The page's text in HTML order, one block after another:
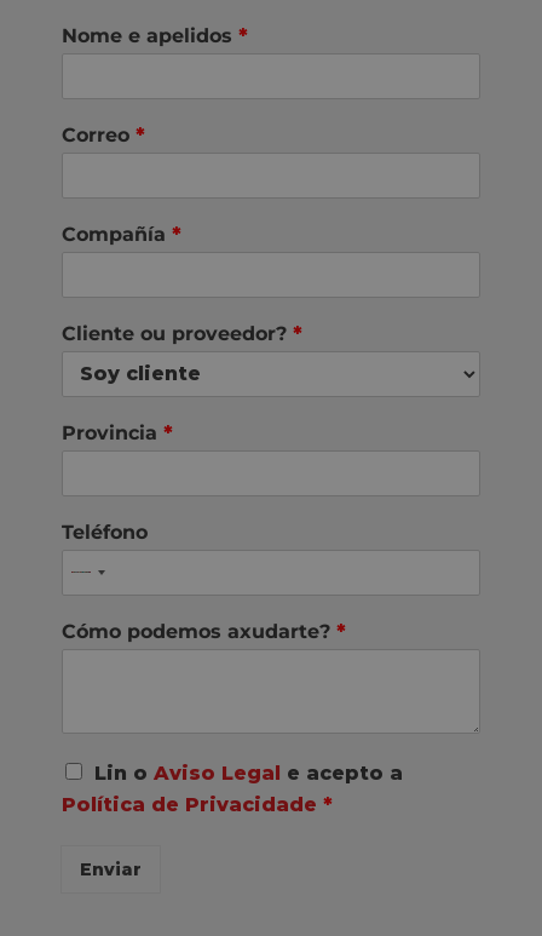
Nome e apelidos *
Correo *
Compañía *
Cliente ou proveedor? *
Provincia *
Teléfono
Cómo podemos axudarte? *
A
o
Lin o Aviso Legal e acepto a
Política de Privacidade *
Enviar